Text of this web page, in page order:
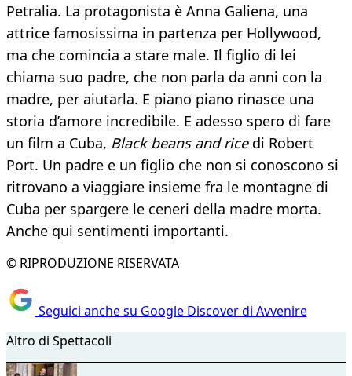
Petralia. La protagonista è Anna Galiena, una
attrice famosissima in partenza per Hollywood,
ma che comincia a stare male. Il figlio di lei
chiama suo padre, che non parla da anni con la
madre, per aiutarla. E piano piano rinasce una
storia d’amore incredibile. E adesso spero di fare
un film a Cuba, Black beans and ricedi Robert
Port. Un padre e un figlio che non si conoscono si
ritrovano a viaggiare insieme fra le montagne di
Cuba per spargere le ceneri della madre morta.
Anche qui sentimenti importanti.
© RIPRODUZIONE RISERVATA
Seguici anche su Google Discover di Avvenire
Altro di Spettacoli